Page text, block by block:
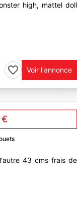
high, mattel doll
Voir l'annonce
€
43 cms frais de